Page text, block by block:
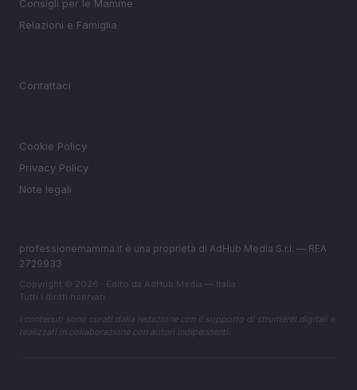
Consigli per le Mamme
Relazioni e Famiglia
Contattaci
Cookie Policy
Privacy Policy
Note legali
professionemamma.it è una proprietà di AdHub Media S.r.l. — REA
2729933
Copyright © 2026 · Edito da AdHub Media — Italia
Tutti i diritti riservati
I contenuti sono curati dalla redazione con il supporto di strumenti digitali e
realizzati in collaborazione con autori indipendenti.